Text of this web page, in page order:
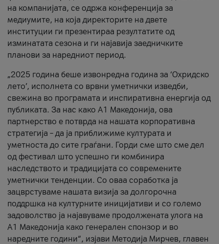
на компанијата, се одржа конференција за
медиумите, на која директорите на двете
институции ги презентираа резултатите од
изминатата сезона и ги најавија заедничките
планови за наредниот период.
„2025 година беше извонредна година за ‘Охридско
лето’, исполнета со врвни уметнички изведби,
свежина во програмата и инспиративна енергија од
публиката. За нас како A1 Македонија, ова
партнерство е потврда на нашата корпоративна
стратегија – да ја приближиме културата и
уметноста до сите граѓани. Горди сме што сме дел
од фестивал што успешно ги комбинира
наследството и традицијата со современите
уметнички тенденции. Со оваа соработка ја
зацврстуваме нашата визија за долгорочна
поддршка на културните иницијативи и со големо
задоволство ја најавуваме продолжената улога на
A1 Македонија како генерален спонзор и во
наредните години“, изјави Методија Мирчев, главен